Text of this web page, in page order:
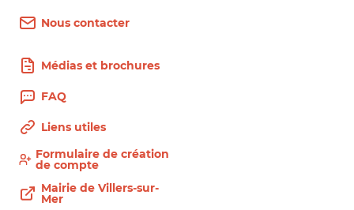
Nous contacter
Médias et brochures
FAQ
Liens utiles
Formulaire de création
de compte
Mairie de Villers-sur-
Mer